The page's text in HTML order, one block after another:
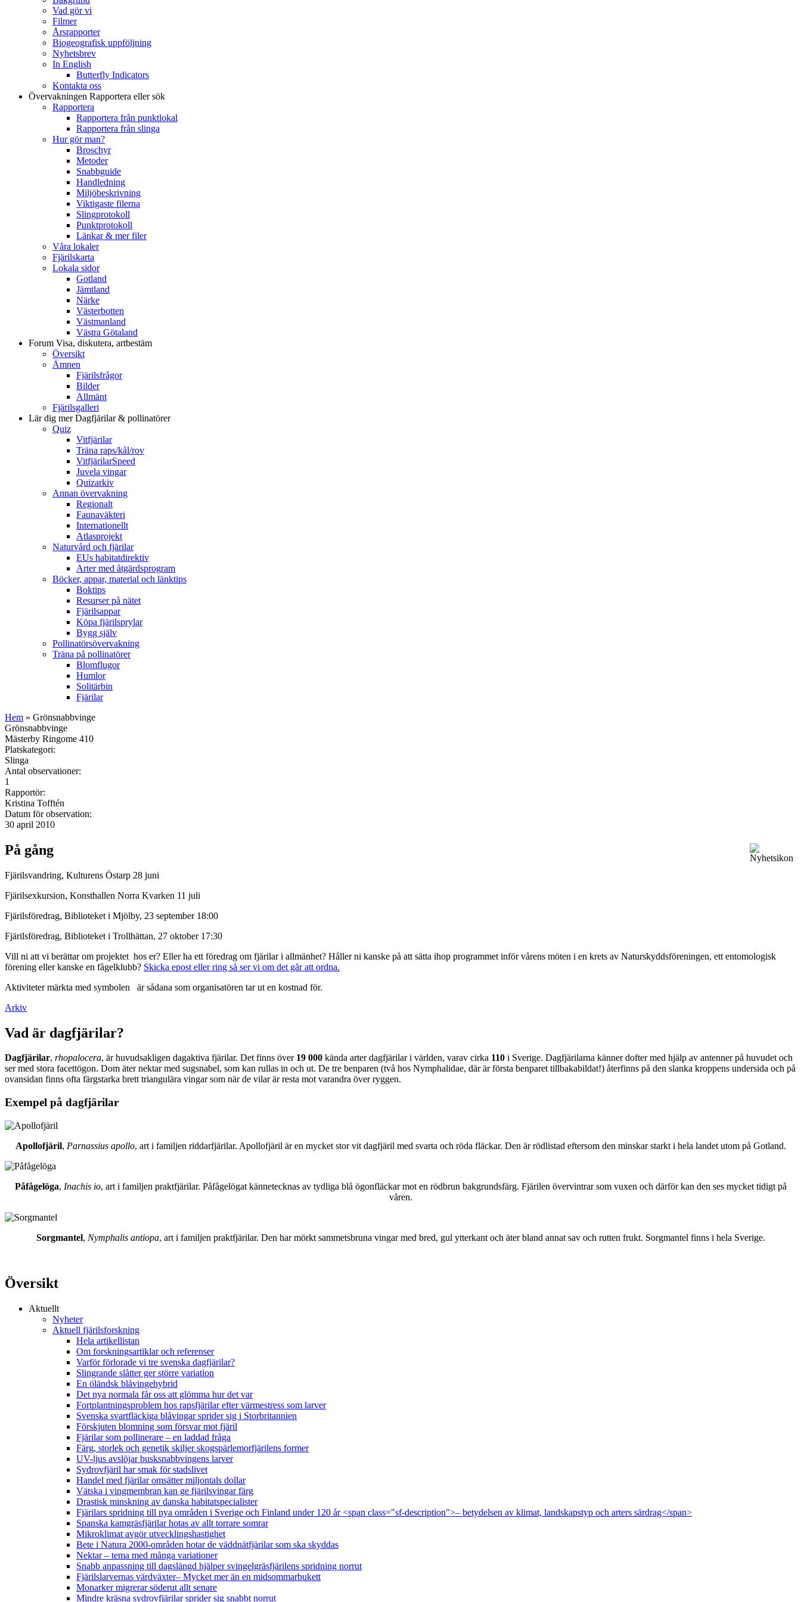
Vad gör vi
Filmer
Årsrapporter
Biogeografisk uppföljning
Nyhetsbrev
In English
Butterfly Indicators
Kontakta oss
Övervakningen Rapportera eller sök
Rapportera
Rapportera från punktlokal
Rapportera från slinga
Hur gör man?
Broschyr
Metoder
Snabbguide
Handledning
Miljöbeskrivning
Viktigaste filerna
Slingprotokoll
Punktprotokoll
Länkar & mer filer
Våra lokaler
Fjärilskarta
Lokala sidor
Gotland
Jämtland
Närke
Västerbotten
Västmanland
Västra Götaland
Forum Visa, diskutera, artbestäm
Översikt
Ämnen
Fjärilsfrågor
Bilder
Allmänt
Fjärilsgalleri
Lär dig merDagfjärilar & pollinatörer
Quiz
Vitfjärilar
Träna raps/kål/rov
VitfjärilarSpeed
Juvela vingar
Quizarkiv
Annan övervakning
Regionalt
Faunaväkteri
Internationellt
Atlasprojekt
Naturvård och fjärilar
EUs habitatdirektiv
Arter med åtgärdsprogram
Böcker, appar, material och länktips
Boktips
Resurser på nätet
Fjärilsappar
Köpa fjärilsprylar
Bygg själv
Pollinatörsövervakning
Träna på pollinatörer
Blomflugor
Humlor
Solitärbin
Fjärilar
Hem » Grönsnabbvinge
Grönsnabbvinge
Mästerby Ringome 410
Platskategori:
Slinga
Antal observationer:
1
Rapportör:
Kristina Tofftén
Datum för observation:
30 april 2010
På gång
Fjärilsvandring, Kulturens Östarp 28 juni
Fjärilsexkursion, Konsthallen Norra Kvarken 11 juli
Fjärilsföredrag, Biblioteket i Mjölby, 23 september 18:00
Fjärilsföredrag, Biblioteket i Trollhättan, 27 oktober 17:30
Vill ni att vi berättar om projektet hos er? Eller ha ett föredrag om fjärilar i allmänhet? Håller ni kanske på att sätta ihop programmet inför vårens möten i en krets av Naturskyddsföreningen, ett entomologisk
förening eller kanske en fågelklubb? Skicka epost eller ring så ser vi om det går att ordna.
Aktiviteter märkta med symbolen
är sådana som organisatören tar ut en kostnad för.
Arkiv
Vad är dagfjärilar?
Dagfjärilar, rhopalocera, är huvudsakligen dagaktiva fjärilar. Det finns över 19 000 kända arter dagfjärilar i världen, varav cirka 110 i Sverige. Dagfjärilarna känner dofter med hjälp av antenner på huvudet och
ser med stora facettögon. Dom äter nektar med sugsnabel, som kan rullas in och ut. De tre benparen (två hos Nymphalidae, där är första benparet tillbakabildat!) återfinns på den slanka kroppens undersida och på
ovansidan finns ofta färgstarka brett triangulära vingar som när de vilar är resta mot varandra över ryggen.
Exempel på dagfjärilar
Apollofjäril, Parnassius apollo, art i familjen riddarfjärilar. Apollofjäril är en mycket stor vit dagfjäril med svarta och röda fläckar. Den är rödlistad eftersom den minskar starkt i hela landet utom på Gotland.
Påfågelöga, Inachis io, art i familjen praktfjärilar. Påfågelögat kännetecknas av tydliga blå ögonfläckar mot en rödbrun bakgrundsfärg. Fjärilen övervintrar som vuxen och därför kan den ses mycket tidigt på
våren.
Sorgmantel, Nymphalis antiopa, art i familjen praktfjärilar. Den har mörkt sammetsbruna vingar med bred, gul ytterkant och äter bland annat sav och rutten frukt. Sorgmantel finns i hela Sverige.
Översikt
Aktuellt
Nyheter
Aktuell fjärilsforskning
Hela artikellistan
Om forskningsartiklar och referenser
Varför förlorade vi tre svenska dagfjärilar?
Slingrande slåtter ger större variation
En öländsk blåvingehybrid
Det nya normala får oss att glömma hur det var
Fortplantningsproblem hos rapsfjärilar efter värmestress som larver
Svenska svartfläckiga blåvingar sprider sig i Storbritannien
Förskjuten blomning som försvar mot fjäril
Fjärilar som pollinerare – en laddad fråga
Färg, storlek och genetik skiljer skogspärlemorfjärilens former
UV-ljus avslöjar busksnabbvingens larver
Sydrovfjäril har smak för stadslivet
Handel med fjärilar omsätter miljontals dollar
Vätska i vingmembran kan ge fjärilsvingar färg
Drastisk minskning av danska habitatspecialister
Fjärilars spridning till nya områden i Sverige och Finland under 120 år <span class="sf-description">– betydelsen av klimat, landskapstyp och arters särdrag</span>
Spanska kamgräsfjärilar hotas av allt torrare somrar
Mikroklimat avgör utvecklingshastighet
Bete i Natura 2000-områden hotar de väddnätfjärilar som ska skyddas
Nektar – tema med många variationer
Snabb anpassning till dagslängd hjälper svingelgräsfjärilens spridning norrut
Fjärilslarvernas värdväxter– Mycket mer än en midsommarbukett
Monarker migrerar söderut allt senare
Mindre kräsna sydrovfjärilar sprider sig snabbt norrut